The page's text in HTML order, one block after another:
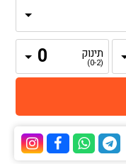
תינוק
(0-2)
ערוץ ערוץ
ערוץ הוואטסאפ של
ערוץ הטלגרם של הוטלס